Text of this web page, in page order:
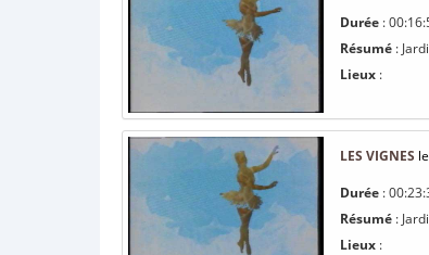
Durée :
Résumé :
Lieux :
LES VIGNES
Durée :
Résumé :
Lieux :